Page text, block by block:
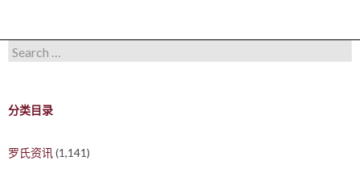
Search for:
分类目录
罗氏资讯(1,141)